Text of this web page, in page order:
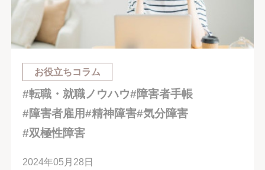
お役立ちコラム
#転職・就職ノウハウ#障害者手帳
#障害者雇用#精神障害#気分障害
#双極性障害
2024年05月28日